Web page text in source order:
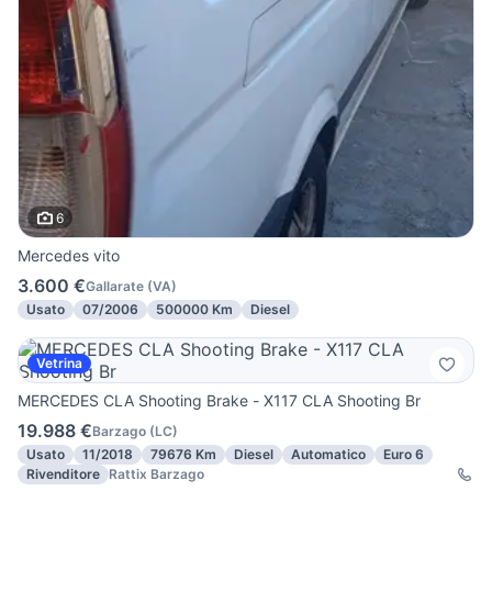
6
Mercedes vito
3.600 €Gallarate (VA)
Usato
07/2006 500000 Km Diesel
Vetrina
MERCEDES CLA Shooting Brake - X117 CLA Shooting Br
19.988 €Barzago (LC)
Usato
11/2018 79676 Km Diesel Automatico
Euro 6
Rivenditore Rattix Barzago